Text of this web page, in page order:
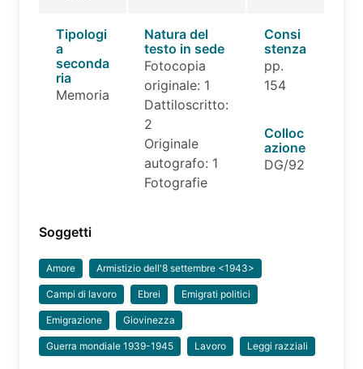
Tipologi
a
seconda
ria
Memoria
Natura del
testo in sede
Fotocopia
originale: 1
Dattiloscritto:
2
Originale
autografo: 1
Fotografie
Consi
stenza
pp.
154
Colloc
azione
DG/92
Soggetti
Amore Armistizio dell'8 settembre <1943>
Campi di lavoro Ebrei Emigrati politici
Emigrazione Giovinezza
Guerra mondiale 1939-1945 Lavoro Leggi razziali